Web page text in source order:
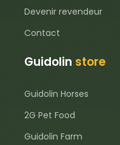
Devenir revendeur
Contact
Guidolin store
Guidolin Horses
2G Pet Food
Guidolin Farm